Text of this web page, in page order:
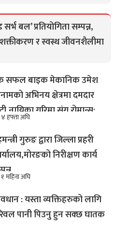
बल’ प्रतियोगिता सम्पन्न,
र स्वस्थ जीवनशैलीमा
सफल बाइक मेकानिक उमेश
अभिनय क्षेत्रमा दमदार
गरिमा संग रोमान्स:
भिडियो ।
४ हफ्ता अघि
गुरुङ द्वारा जिल्ला प्रहरी
निरीक्षण कार्य
१ महिना अघि
: यस्ता व्यक्तिहरुको लागि
पानी पिउनु हुन सक्छ घातक